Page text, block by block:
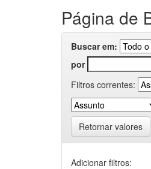
Página de
Buscar em:
por
Filtros correntes:
Retornar valores
Adicionar filtros: